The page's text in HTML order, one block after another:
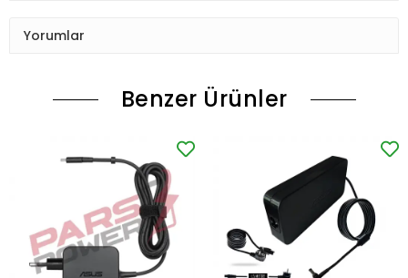
Yorumlar
Benzer Ürünler